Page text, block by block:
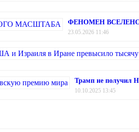
ФЕНОМЕН
23.05.2026 11:46
Трамп не получил
10.10.2025 13:45